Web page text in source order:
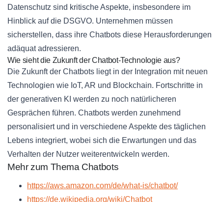
Datenschutz sind kritische Aspekte, insbesondere im
Hinblick auf die DSGVO. Unternehmen müssen
sicherstellen, dass ihre Chatbots diese Herausforderungen
adäquat adressieren.
Wie sieht die Zukunft der Chatbot-Technologie aus?
Die Zukunft der Chatbots liegt in der Integration mit neuen
Technologien wie IoT, AR und Blockchain. Fortschritte in
der generativen KI werden zu noch natürlicheren
Gesprächen führen. Chatbots werden zunehmend
personalisiert und in verschiedene Aspekte des täglichen
Lebens integriert, wobei sich die Erwartungen und das
Verhalten der Nutzer weiterentwickeln werden.
Mehr zum Thema Chatbots
https://aws.amazon.com/de/what-is/chatbot/
https://de.wikipedia.org/wiki/Chatbot